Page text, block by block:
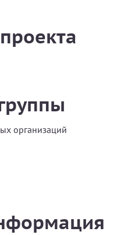
организаций